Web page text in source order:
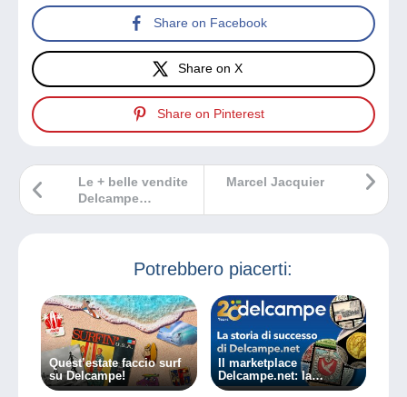
Share on Facebook
Share on X
Share on Pinterest
Marcel Jacquier
Le + belle vendite
Delcampe
settembre 2022
Potrebbero piacerti:
Quest’estate faccio surf
su Delcampe!
Il marketplace
Delcampe.net: la
passione per il